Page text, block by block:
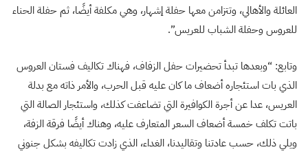
العائلة والأهالي، وتتزامن معها حفلة إشهار، وهي مكلفة أيضًا، ثم حفلة الحناء
للعروس وحفلة الشباب للعريس”.
وتابع: “وبعدها تبدأ تحضيرات حفل الزفاف، فهناك تكاليف فستان العروس
الذي بات استئجاره أضعاف ما كان عليه قبل الحرب، والأمر ذاته مع بدلة
العريس، عدا عن أجرة الكوافيرة التي تضاعفت كذلك، واستئجار الصالة التي
باتت تكلف خمسة أضعاف السعر المتعارف عليه، وهناك أيضًا فرقة الزفة،
ويلي ذلك، حسب عادتنا وتقاليدنا، الغداء، الذي زادت تكاليفه بشكل جنوني